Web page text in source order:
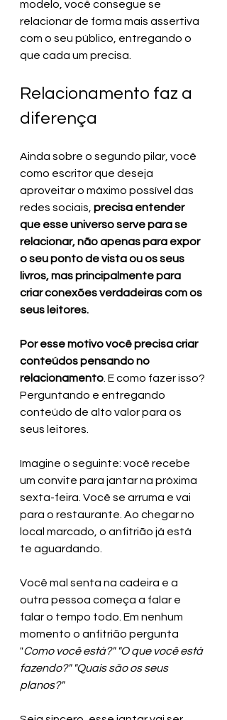
modelo, você consegue se
relacionar de forma mais assertiva
com o seu público, entregando o
que cada um precisa.
Relacionamento faz a
diferença
Ainda sobre o segundo pilar, você
como escritor que deseja
aproveitar o máximo possível das
redes sociais, precisa entender
que esse universo serve para se
relacionar, não apenas para expor
o seu ponto de vista ou os seus
livros, mas principalmente para
criar conexões verdadeiras com os
seus leitores.
Por esse motivo você precisa criar
conteúdos pensando no
relacionamento . E como fazer isso?
Perguntando e entregando
conteúdo de alto valor para os
seus leitores.
Imagine o seguinte: você recebe
um convite para jantar na próxima
sexta-feira. Você se arruma e vai
para o restaurante. Ao chegar no
local marcado, o anfitrião já está
te aguardando.
Você mal senta na cadeira e a
outra pessoa começa a falar e
falar o tempo todo. Em nenhum
momento o anfitrião pergunta
"Como você está?" "O que você está
fazendo?" "Quais são os seus
planos?"